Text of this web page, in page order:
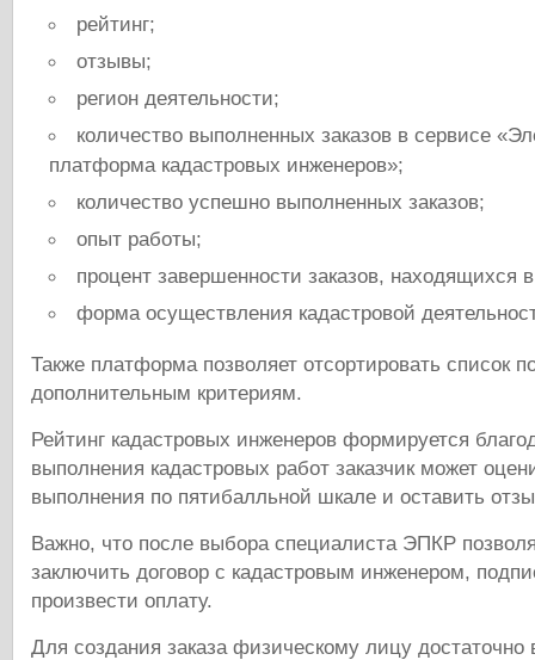
рейтинг;
отзывы;
регион деятельности;
количество выполненных заказов в сервисе
платформа кадастровых инженеров»;
количество успешно выполненных заказов;
опыт работы;
процент завершенности заказов, находящихся
форма осуществления кадастровой
Также платформа позволяет отсортировать список
дополнительным критериям.
Рейтинг кадастровых инженеров формируется
выполнения кадастровых работ заказчик может
выполнения по пятибалльной шкале и оставить
Важно, что после выбора специалиста ЭПКР
заключить договор с кадастровым инженером,
произвести оплату.
Для создания заказа физическому лицу достаточно